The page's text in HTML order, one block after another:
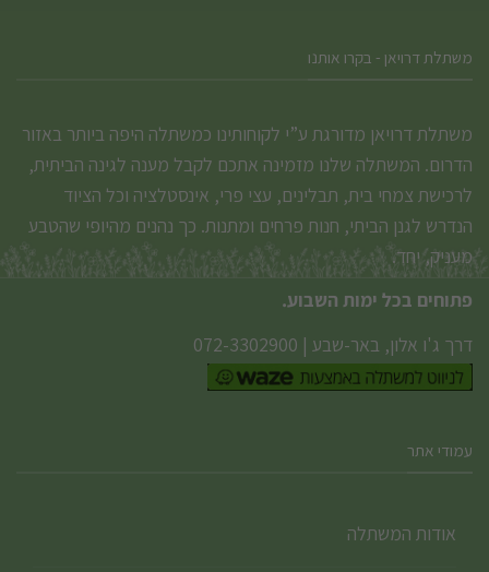
משתלת דרויאן - בקרו אותנו
משתלת דרויאן מדורגת ע”י לקוחותינו כמשתלה היפה ביותר באזור
הדרום. המשתלה שלנו מזמינה אתכם לקבל מענה לגינה הביתית,
לרכישת צמחי בית, תבלינים, עצי פרי, אינסטלציה וכל הציוד
הנדרש לגנן הביתי, חנות פרחים ומתנות. כך נהנים מהיופי שהטבע
מעניק, יחד.
פתוחים בכל ימות השבוע.
דרך ג'ו אלון, באר-שבע |
072-3302900
עמודי אתר
אודות המשתלה